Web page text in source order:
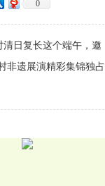
0
日复长这个端午，邀
非遗展演精彩集锦独占